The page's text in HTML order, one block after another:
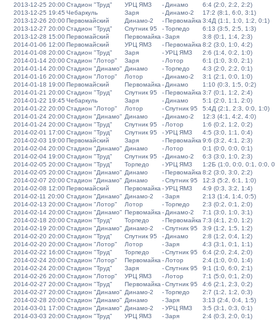
2013-12-25 20:00Стадион "Труд" УРЦ ЯМЗ - Динамо
6:4 (2:0, 2:2, 2:2)
2013-12-25 19:45 Чебаркуль Заря - Динамо-2
17:2 (8:1, 6:0, 3:1)
2013-12-26 20:00Первомайский Динамо-2 -Первомайка 3:4Д (1:1, 1:0, 1:2, 0:1)
2013-12-27 20:00Стадион "Труд" Спутник 95 -Торпедо
6:13 (3:5, 2:5, 1:3)
2013-12-28 15:00Первомайский Первомайка -Заря
3:8 (0:1, 1:4, 2:3)
2014-01-06 12:00Первомайский УРЦ ЯМЗ -Первомайка 8:2 (3:0, 1:0, 4:2)
2014-01-08 20:00Стадион "Труд" Заря -УРЦ ЯМЗ
2:6 (1:4, 0:2, 1:0)
2014-01-14 20:00Стадион "Лотор" Заря - Лотор
6:1 (1:0, 3:0, 2:1)
2014-01-14 20:00Стадион "Динамо" Динамо -Торпедо
4:3 (2:0, 2:2, 0:1)
2014-01-16 20:00Стадион "Лотор" Лотор - Динамо-2
3:1 (2:1, 0:0, 1:0)
2014-01-18 19:00Первомайский Первомайка - Динамо
1:10 (0:3, 1:5, 0:2)
2014-01-21 20:00Стадион "Труд" Спутник 95 -Первомайка 3:7 (0:1, 1:2, 2:4)
2014-01-22 19:45 Чебаркуль Заря - Динамо
5:1 (2:0, 1:1, 2:0)
2014-01-22 20:00Стадион "Лотор" Лотор -Спутник 95
5:4Д (2:1, 2:3, 0:0, 1:0)
2014-01-24 20:00Стадион "Динамо" Динамо - Динамо-2
12:3 (4:1, 4:2, 4:0)
2014-01-24 20:00Стадион "Труд" Спутник 95 - Лотор
1:6 (0:2, 1:2, 0:2)
2014-02-01 17:00Стадион "Труд" Спутник 95 -УРЦ ЯМЗ
4:5 (3:0, 1:1, 0:4)
2014-02-03 19:00Первомайский Заря -Первомайка 9:6 (3:2, 4:1, 2:3)
2014-02-04 20:00Стадион "Динамо" Динамо - Лотор
0:1 (0:0, 0:0, 0:1)
2014-02-04 19:00Стадион "Труд" Спутник 95 - Динамо-2
6:3 (3:0, 1:0, 2:3)
2014-02-05 20:00Стадион "Труд" Торпедо -УРЦ ЯМЗ
1:2Б (1:0, 0:0, 0:1, 0:0,
2014-02-05 20:00Стадион "Динамо" Динамо -Первомайка 8:2 (3:0, 3:0, 2:2)
2014-02-07 20:00Стадион "Динамо" Динамо -Спутник 95
12:3 (5:2, 6:1, 1:0)
2014-02-08 12:00Первомайский Первомайка -УРЦ ЯМЗ
4:9 (0:3, 3:2, 1:4)
2014-02-11 20:00 Стадион "Динамо" Динамо-2 -Заря
2:13 (1:4, 1:4, 0:5)
2014-02-13 20:00Стадион "Лотор" Лотор -Торпедо
2:3 (0:2, 0:1, 2:0)
2014-02-14 20:00Стадион "Динамо" Первомайка - Динамо-2
7:1 (3:0, 1:0, 3:1)
2014-02-18 20:00Стадион "Труд" Торпедо -Первомайка 7:3 (4:1, 2:0, 1:2)
2014-02-19 20:00Стадион "Динамо" Динамо-2 -Спутник 95
3:9 (1:2, 1:5, 1:2)
2014-02-20 20:00Стадион "Труд" Спутник 95 - Динамо
2:8 (1:2, 0:4, 1:2)
2014-02-20 20:00Стадион "Лотор" Лотор -Заря
4:3 (3:1, 0:1, 1:1)
2014-02-22 16:00Стадион "Труд" Торпедо -Спутник 95
6:4 (2:0, 2:4, 2:0)
2014-02-24 20:00Стадион "Лотор" Первомайка - Лотор
2:4 (1:0, 0:0, 1:4)
2014-02-24 20:00Стадион "Труд" Заря -Спутник 95
9:1 (1:0, 6:0, 2:1)
2014-02-26 20:00Стадион "Лотор" УРЦ ЯМЗ - Лотор
7:1 (5:0, 0:1, 2:0)
2014-02-27 20:00Стадион "Труд" Первомайка -Спутник 95
4:6 (2:1, 2:3, 0:2)
2014-02-27 20:00Стадион "Динамо" Динамо-2 -Торпедо
2:7 (1:2, 1:2, 0:3)
2014-02-28 20:00Стадион "Динамо" Динамо -Заря
3:13 (2:4, 0:4, 1:5)
2014-03-01 17:00Стадион "Динамо" Динамо-2 -УРЦ ЯМЗ
3:5 (3:1, 0:3, 0:1)
2014-03-03 20:00Стадион "Труд" УРЦ ЯМЗ -Заря
2:4 (0:3, 2:0, 0:1)